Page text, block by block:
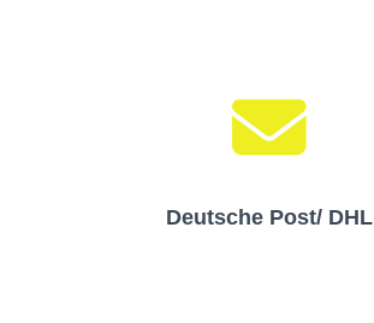
Deutsche Post/ DHL